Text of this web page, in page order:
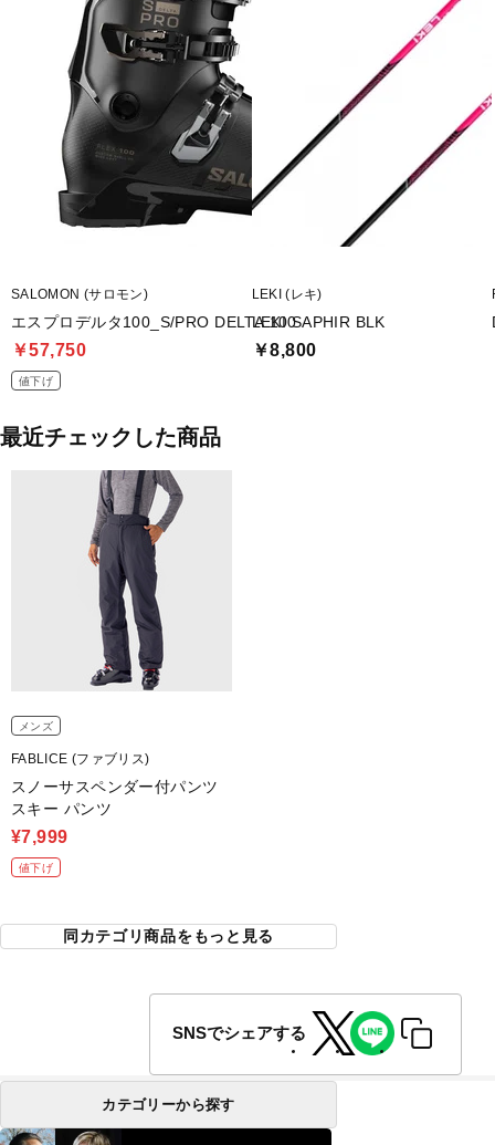
SALOMON (サロモン)
エスプロデルタ100_S/PRO DELTA 100
￥57,750
値下げ
LEKI (レキ)
LEKI SAPHIR BLK
￥8,800
最近チェックした商品
メンズ
FABLICE (ファブリス)
スノーサスペンダー付パンツ
スキー パンツ
¥7,999
値下げ
同カテゴリ商品をもっと見る
SNSでシェアする
カテゴリーから探す